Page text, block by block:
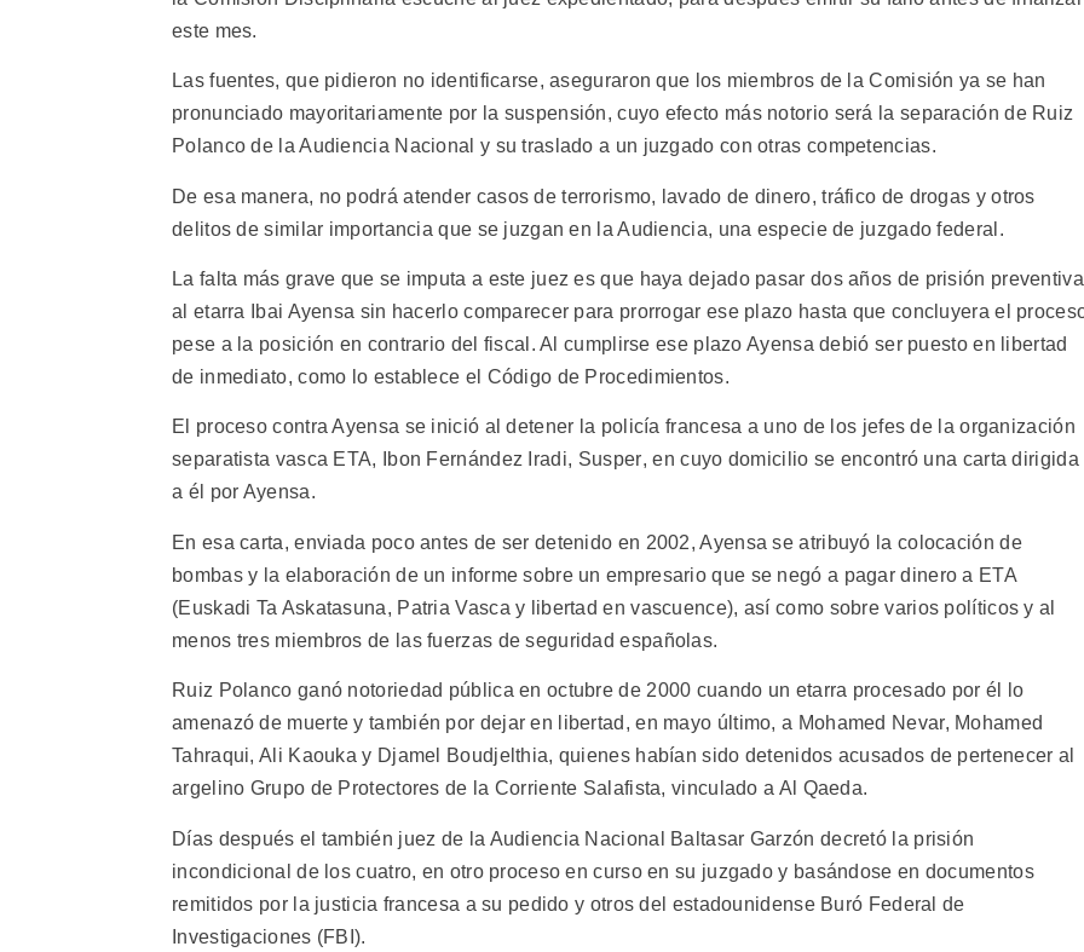
este mes.
Las fuentes, que pidieron no identificarse, aseguraron que los miembros de la Comisión ya se han
pronunciado mayoritariamente por la suspensión, cuyo efecto más notorio será la separación de Ruiz
Polanco de la Audiencia Nacional y su traslado a un juzgado con otras competencias.
De esa manera, no podrá atender casos de terrorismo, lavado de dinero, tráfico de drogas y otros
delitos de similar importancia que se juzgan en la Audiencia, una especie de juzgado federal.
La falta más grave que se imputa a este juez es que haya dejado pasar dos años de prisión preventiva
al etarra Ibai Ayensa sin hacerlo comparecer para prorrogar ese plazo hasta que concluyera el
pese a la posición en contrario del fiscal. Al cumplirse ese plazo Ayensa debió ser puesto en libertad
de inmediato, como lo establece el Código de Procedimientos.
El proceso contra Ayensa se inició al detener la policía francesa a uno de los jefes de la organización
separatista vasca ETA, Ibon Fernández Iradi, Susper, en cuyo domicilio se encontró una carta dirigida
a él por Ayensa.
En esa carta, enviada poco antes de ser detenido en 2002, Ayensa se atribuyó la colocación de
bombas y la elaboración de un informe sobre un empresario que se negó a pagar dinero a ETA
(Euskadi Ta Askatasuna, Patria Vasca y libertad en vascuence), así como sobre varios políticos y al
menos tres miembros de las fuerzas de seguridad españolas.
Ruiz Polanco ganó notoriedad pública en octubre de 2000 cuando un etarra procesado por él lo
amenazó de muerte y también por dejar en libertad, en mayo último, a Mohamed Nevar, Mohamed
Tahraqui, Ali Kaouka y Djamel Boudjelthia, quienes habían sido detenidos acusados de pertenecer al
argelino Grupo de Protectores de la Corriente Salafista, vinculado a Al Qaeda.
Días después el también juez de la Audiencia Nacional Baltasar Garzón decretó la prisión
incondicional de los cuatro, en otro proceso en curso en su juzgado y basándose en documentos
remitidos por la justicia francesa a su pedido y otros del estadounidense Buró Federal de
Investigaciones (FBI).